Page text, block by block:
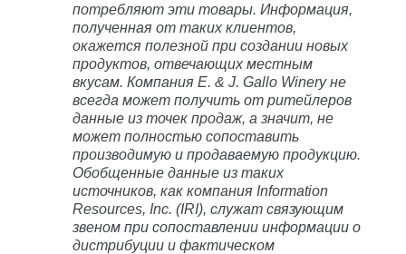
потребляют эти товары. Информация,
полученная от таких клиентов,
окажется полезной при создании новых
продуктов, отвечающих местным
вкусам. Компания E. & J. Gallo Winery не
всегда может получить от ритейлеров
данные из точек продаж, а значит, не
может полностью сопоставить
производимую и продаваемую продукцию.
Обобщенные данные из таких
источников, как компания Information
Resources, Inc. (IRI), служат связующим
звеном при сопоставлении информации о
дистрибуции и фактическом